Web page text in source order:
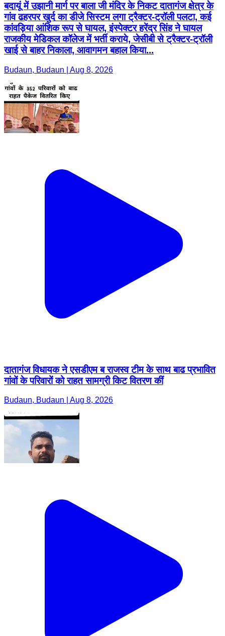
बदायूं में उझानी मार्ग पर बाला जी मंदिर के निकट दातागंज क्षेत्र के
गांव ढहरपर खुर्द का डीजे सिस्टम लगा ट्रैक्टर-ट्रॉली पलटा, कई
कांवड़िया आंशिक रूप से घायल, इंस्पेक्टर हरेंद्र सिंह ने घायल
राजकीय मेडिकल कॉलेज में भर्ती कराये, जेसीबी से ट्रैक्टर-ट्रॉली
खाई से बाहर निकाला, आवागमन बहाल किया...
Budaun, Budaun | Aug 8, 2026
दातागंज विधायक ने एसडीएम ब राजस्व टीम के साथ बाढ प्रभावित
गांवों के परिवारों को राहत सामग्री किट वितरण कीं
Budaun, Budaun | Aug 8, 2026